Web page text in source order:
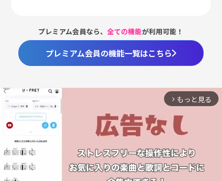
プレミアム会員なら、全ての機能が利用可能！
プレミアム会員の機能一覧はこちら
arrow_forward_ios もっと見る